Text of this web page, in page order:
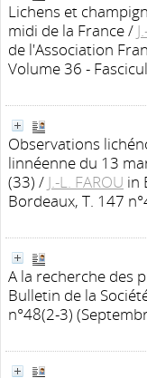
Lichens et
midi de la France/
de l'Association
Volume 36 -
Observations
linnéenne du 13
(33) / J.-L. FAROU in
Bordeaux, T. 147
A la recherche des
Bulletin de la
n°48(2-3)